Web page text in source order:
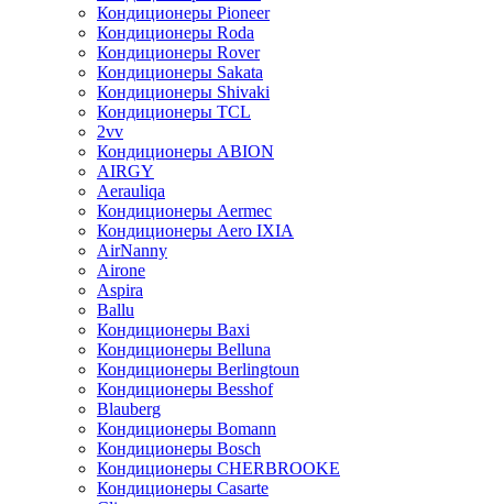
Кондиционеры Pioneer
Кондиционеры Roda
Кондиционеры Rover
Кондиционеры Sakata
Кондиционеры Shivaki
Кондиционеры TCL
2vv
Кондиционеры ABION
AIRGY
Aerauliqa
Кондиционеры Aermec
Кондиционеры Aero IXIA
AirNanny
Airone
Aspira
Ballu
Кондиционеры Baxi
Кондиционеры Belluna
Кондиционеры Berlingtoun
Кондиционеры Besshof
Blauberg
Кондиционеры Bomann
Кондиционеры Bosch
Кондиционеры CHERBROOKE
Кондиционеры Casarte